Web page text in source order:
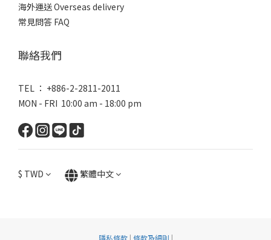
海外運送 Overseas delivery
常見問答 FAQ
聯絡我們
TEL ： +886-2-2811-2011
MON - FRI 10:00 am - 18:00 pm
$ TWD 繁體中文
隱私條款| 條款及細則 |